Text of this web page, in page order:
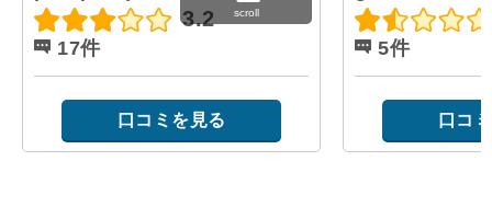
3.2
17件
口コミを見る
5件
口コ
scroll